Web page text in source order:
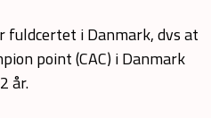
fuldcertet i Danmark, dvs at
point (CAC) i Danmark
år.